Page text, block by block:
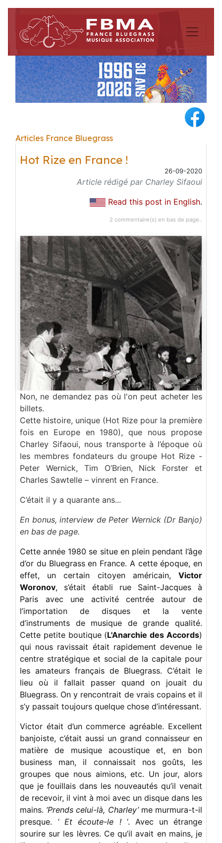
Articles France Bluegrass
Hot Rize en France !
26-09-2020
Article rédigé par Charley Sifaoui
Read this post in English.
2 commentaire(s) en bas de page..
Le groupe Hot Rize lors de son concert à Coulommiers,
France, en 1980.
Non, ne demandez pas où l'on peut acheter les
billets.
Cette histoire, unique (Hot Rize pour la première
fois en Europe en 1980), que nous propose
Charley Sifaoui, nous transporte à l’époque où
les membres fondateurs du groupe Hot Rize -
Peter Wernick, Tim O’Brien, Nick Forster et
Charles Sawtelle – vinrent en France.
C’était il y a quarante ans...
En bonus, interview de Peter Wernick (Dr Banjo)
en bas de page.
Cette année 1980 se situe en plein pendant l’âge
d’or du Bluegrass en France. A cette époque, en
effet, un certain citoyen américain, Victor
Woronov, s’était établi rue Saint-Jacques à
Paris avec une activité centrée autour de
l’importation de disques et la vente
d’instruments de musique de grande qualité.
Cette petite boutique (L'Anarchie des Accords)
qui nous ravissait était rapidement devenue le
centre stratégique et social de la capitale pour
les amateurs français de Bluegrass. C’était le
lieu où il fallait passer quand on jouait du
Bluegrass. On y rencontrait de vrais copains et il
s’y passait toujours quelque chose d’intéressant.
Victor était d’un commerce agréable. Excellent
banjoiste, c’était aussi un grand connaisseur en
matière de musique acoustique et, en bon
business man, il connaissait nos goûts, les
groupes que nous aimions, etc. Un jour, alors
que je fouillais dans les nouveautés qu’il venait
de recevoir, il vint à moi avec un disque dans les
mains. ‘Prends celui-là, Charley’me murmura-t-il
presque. ‘ Et écoute-le !‘. Avec un étrange
sourire sur les lèvres. Ce qu’il avait en mains, je